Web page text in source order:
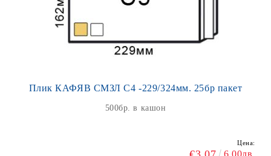
Плик КАФЯВ СМЗЛ С4 -229/324мм. 25бр пакет
500бр. в кашон
Цена:
6.00лв.